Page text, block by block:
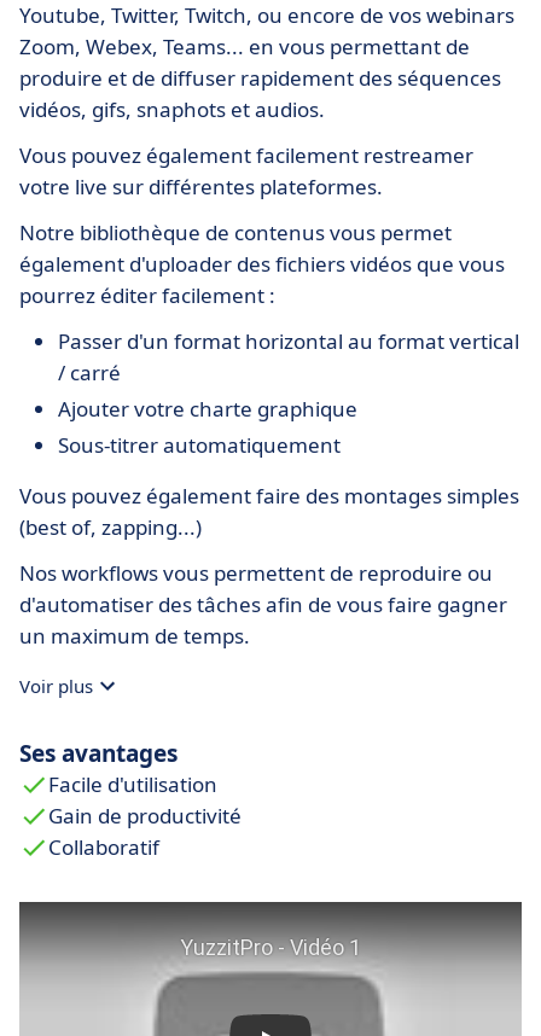
Youtube, Twitter, Twitch, ou encore de vos webinars
Zoom, Webex, Teams... en vous permettant de
produire et de diffuser rapidement des séquences
vidéos, gifs, snaphots et audios.
Vous pouvez également facilement restreamer
votre live sur différentes plateformes.
Notre bibliothèque de contenus vous permet
également d'uploader des fichiers vidéos que vous
pourrez éditer facilement :
Passer d'un format horizontal au format vertical
/ carré
Ajouter votre charte graphique
Sous-titrer automatiquement
Vous pouvez également faire des montages simples
(best of, zapping...)
Nos workflows vous permettent de reproduire ou
d'automatiser des tâches afin de vous faire gagner
un maximum de temps.
Voir plus
Ses avantages
Facile d'utilisation
Gain de productivité
Collaboratif